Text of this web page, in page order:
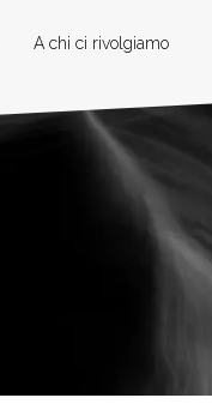
A chi ci rivolgiamo